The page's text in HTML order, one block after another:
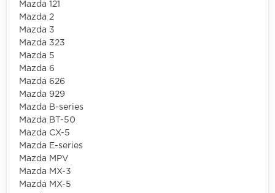
Mazda 121
Mazda 2
Mazda 3
Mazda 323
Mazda 5
Mazda 6
Mazda 626
Mazda 929
Mazda B-series
Mazda BT-50
Mazda CX-5
Mazda E-series
Mazda MPV
Mazda MX-3
Mazda MX-5